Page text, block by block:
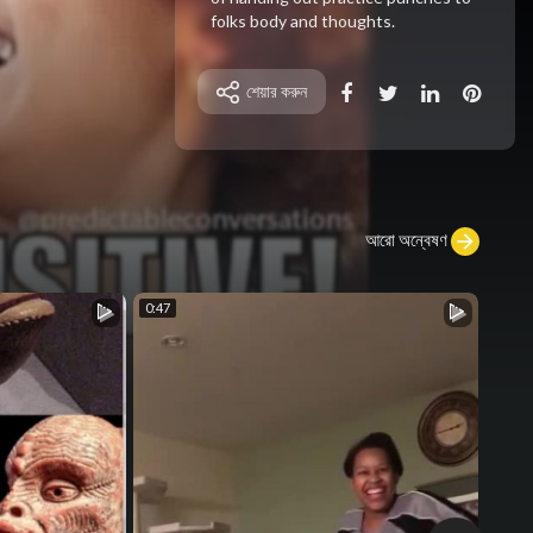
folks body and thoughts.
শেয়ার করুন
আরো অন্বেষণ
0:47